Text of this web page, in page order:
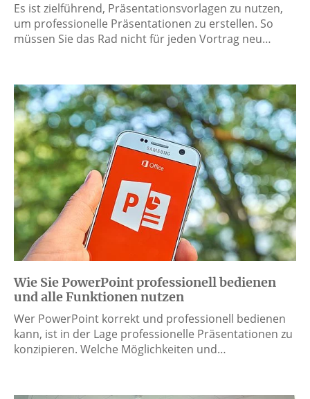
Es ist zielführend, Präsentationsvorlagen zu nutzen,
um professionelle Präsentationen zu erstellen. So
müssen Sie das Rad nicht für jeden Vortrag neu…
Wie Sie PowerPoint professionell bedienen
und alle Funktionen nutzen
Wer PowerPoint korrekt und professionell bedienen
kann, ist in der Lage professionelle Präsentationen zu
konzipieren. Welche Möglichkeiten und…